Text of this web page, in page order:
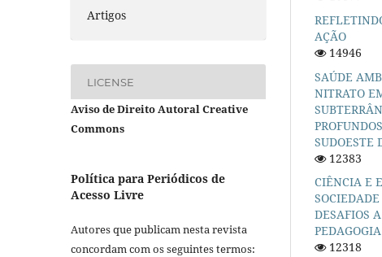
Artigos
LICENSE
Aviso de Direito Autoral Creative
Commons
Política para Periódicos de
Acesso Livre
Autores que publicam nesta revista
concordam com os seguintes termos:
AÇÃO
14946
SAÚDE
NITRATO
SUDOESTE
12383
CIÊNCIA E
DESAFIOS
12318